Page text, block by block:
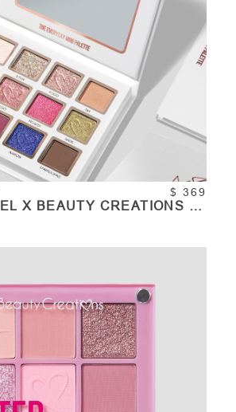
$ 369
X BEAUTY CREATIONS -
COMPRAR